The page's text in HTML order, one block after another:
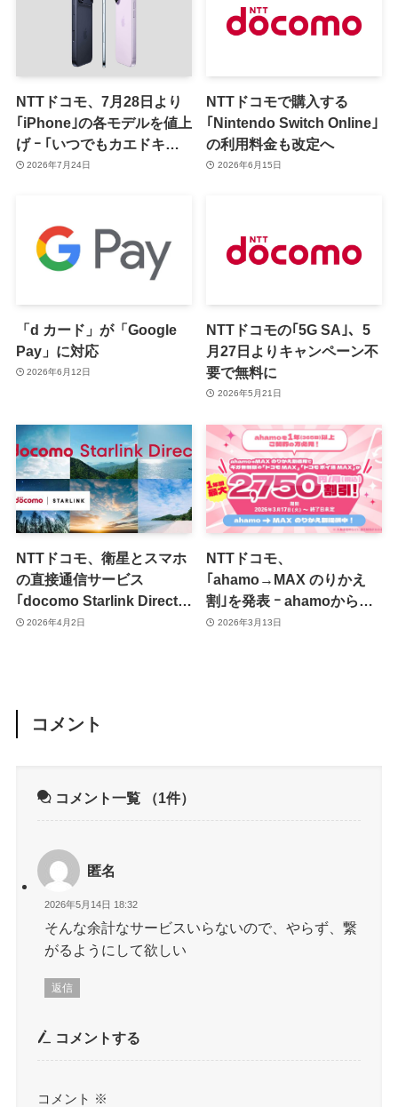
NTTドコモ、7月28日より
｢iPhone｣の各モデルを値上
げ ｰ ｢いつでもカエドキプ
ログラム｣適用時の残価も
2026年7月24日
NTTドコモで購入する
｢Nintendo Switch Online｣
の利用料金も改定へ
2026年6月15日
「d カード」が「Google
Pay」に対応
2026年6月12日
NTTドコモの｢5G SA｣、5
月27日よりキャンペーン不
要で無料に
2026年5月21日
NTTドコモ、衛星とスマホ
の直接通信サービス
｢docomo Starlink Direct｣
を4月27日より提供開始 ｰ
2026年4月2日
NTTドコモ、
｢ahamo→MAX のりかえ
割｣を発表 ｰ ahamoからの
プラン変更で｢ドコモ
2026年3月13日
コメント
コメント一覧 （1件）
匿名
2026年5月14日 18:32
そんな余計なサービスいらないので、やらず、繋
がるようにして欲しい
返信
コメントする
コメント ※